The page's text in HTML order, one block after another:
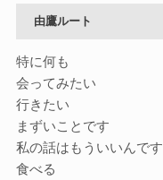
由鷹ルート
特に何も
会ってみたい
行きたい
まずいことです
私の話はもういいんです
食べる